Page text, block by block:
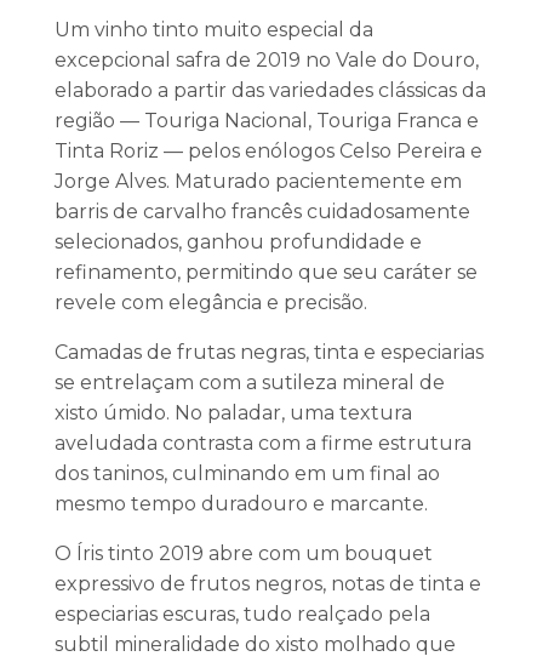
Um vinho tinto muito especial da
excepcional safra de 2019 no Vale do Douro,
elaborado a partir das variedades clássicas da
região — Touriga Nacional, Touriga Franca e
Tinta Roriz — pelos enólogos Celso Pereira e
Jorge Alves. Maturado pacientemente em
barris de carvalho francês cuidadosamente
selecionados, ganhou profundidade e
refinamento, permitindo que seu caráter se
revele com elegância e precisão.
Camadas de frutas negras, tinta e especiarias
se entrelaçam com a sutileza mineral de
xisto úmido. No paladar, uma textura
aveludada contrasta com a firme estrutura
dos taninos, culminando em um final ao
mesmo tempo duradouro e marcante.
O Íris tinto 2019 abre com um bouquet
expressivo de frutos negros, notas de tinta e
especiarias escuras, tudo realçado pela
subtil mineralidade do xisto molhado que